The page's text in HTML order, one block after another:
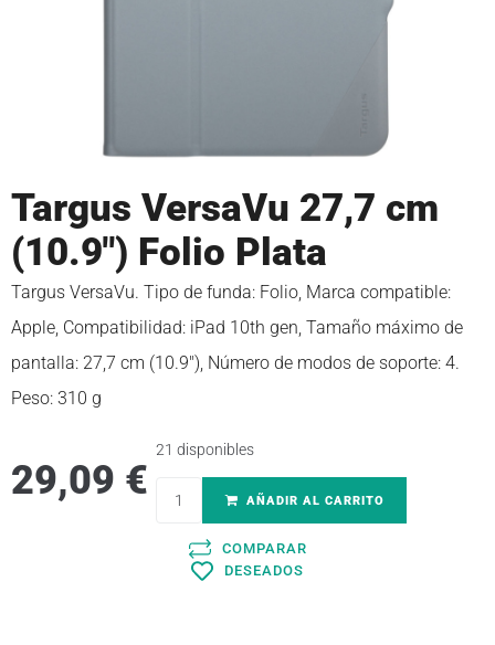
Targus VersaVu 27,7 cm
(10.9″) Folio Plata
Targus VersaVu. Tipo de funda: Folio, Marca compatible:
Apple, Compatibilidad: iPad 10th gen, Tamaño máximo de
pantalla: 27,7 cm (10.9″), Número de modos de soporte: 4.
Peso: 310 g
29,09 €
21 disponibles
AÑADIR AL CARRITO
COMPARAR
DESEADOS